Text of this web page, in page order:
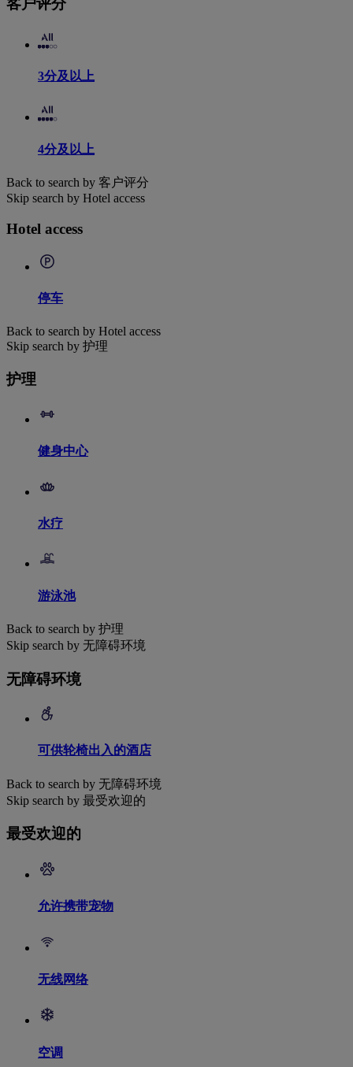
客户评分
3分及以上
4分及以上
Back to search by 客户评分
Skip search by Hotel access
Hotel access
停车
Back to search by Hotel access
Skip search by 护理
护理
健身中心
水疗
游泳池
Back to search by 护理
Skip search by 无障碍环境
无障碍环境
可供轮椅出入的酒店
Back to search by 无障碍环境
Skip search by 最受欢迎的
最受欢迎的
允许携带宠物
无线网络
空调